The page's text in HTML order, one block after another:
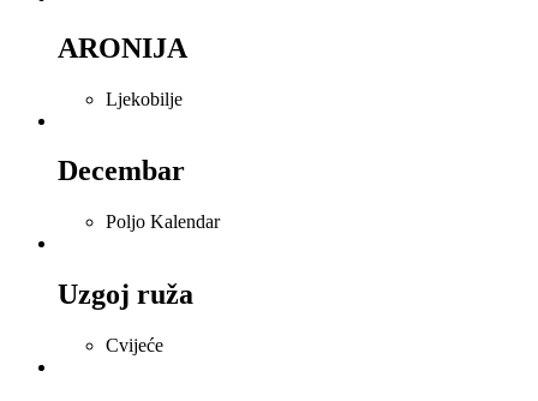
ARONIJA
Ljekobilje
Decembar
Poljo Kalendar
Uzgoj ruža
Cvijeće